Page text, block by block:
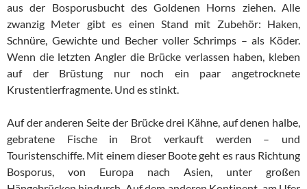
aus der Bosporusbucht des Goldenen Horns ziehen. Alle
zwanzig Meter gibt es einen Stand mit Zubehör: Haken,
Schnüre, Gewichte und Becher voller Schrimps – als Köder.
Wenn die letzten Angler die Brücke verlassen haben, kleben
auf der Brüstung nur noch ein paar angetrocknete
Krustentierfragmente. Und es stinkt.
Auf der anderen Seite der Brücke drei Kähne, auf denen halbe,
gebratene Fische in Brot verkauft werden – und
Touristenschiffe. Mit einem dieser Boote geht es raus Richtung
Bosporus, von Europa nach Asien, unter großen